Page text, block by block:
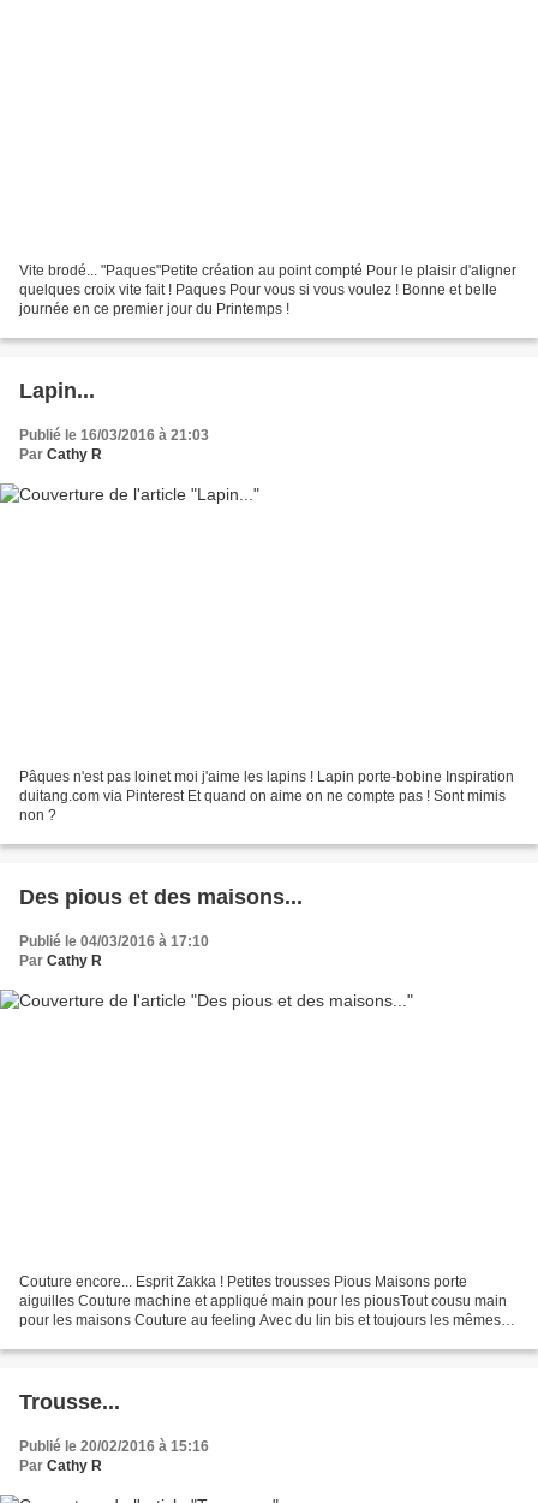
Vite brodé... "Paques"Petite création au point compté Pour le plaisir d'aligner
quelques croix vite fait ! Paques Pour vous si vous voulez ! Bonne et belle
journée en ce premier jour du Printemps !
Lapin...
Publié le 16/03/2016 à 21:03
Par Cathy R
Pâques n'est pas loinet moi j'aime les lapins ! Lapin porte-bobine Inspiration
duitang.com via Pinterest Et quand on aime on ne compte pas ! Sont mimis
non ?
Des pious et des maisons...
Publié le 04/03/2016 à 17:10
Par Cathy R
Couture encore... Esprit Zakka ! Petites trousses Pious Maisons porte
aiguilles Couture machine et appliqué main pour les piousTout cousu main
pour les maisons Couture au feeling Avec du lin bis et toujours les mêmes
Trousse...
Publié le 20/02/2016 à 15:16
Par Cathy R